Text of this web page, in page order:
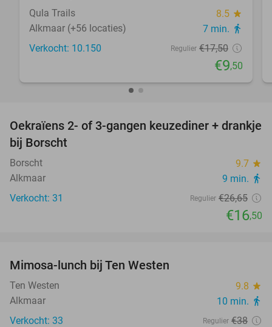
Qula Trails
8.5 star
Alkmaar (+56 locaties) 7 min. directions_walk
Verkocht: 10.150 Regulier €17,50
€9,50
38%
Oekraïens 2- of 3-gangen keuzediner + drankje
bij Borscht
Borscht 9.7 star
Alkmaar 9 min. directions_walk
Verkocht: 31 Regulier €26,65
€16,50
Mimosa-lunch bij Ten Westen
Ten Westen 9.8 star
Alkmaar 10 min. directions_walk
Verkocht: 33 Regulier €38